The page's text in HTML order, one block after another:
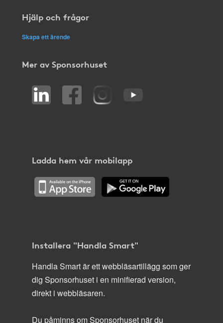
Hjälp och frågor
Skapa ett ärende
Mer av Sponsorhuset
Ladda hem vår mobilapp
Installera "Handla Smart"
Handla Smart är ett webbläsartillägg som ger
dig Sponsorhuset i en minifierad version,
direkt i webbläsaren.
Du påminns om Sponsorhuset när du